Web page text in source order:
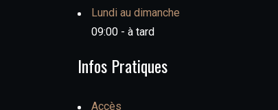
Lundi au dimanche
09:00 - à tard
Infos Pratiques
Accès